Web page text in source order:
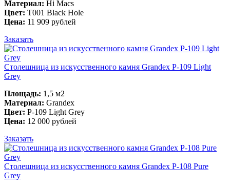
Материал: Hi Macs
Цвет: T001 Black Hole
Цена: 11 909 рублей
Заказать
Столешница из искусственного камня Grandex P-109 Light
Grey
Площадь: 1,5 м2
Материал: Grandex
Цвет: P-109 Light Grey
Цена: 12 000 рублей
Заказать
Столешница из искусственного камня Grandex P-108 Pure
Grey